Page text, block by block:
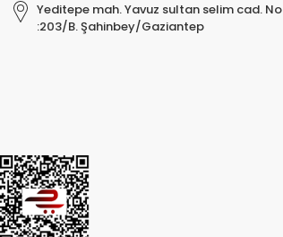
Yeditepe mah. Yavuz sultan selim cad. No
:203/B. Şahinbey/Gaziantep